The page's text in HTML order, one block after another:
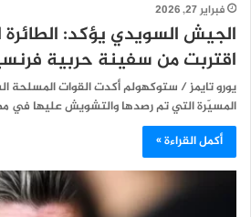
فبراير 27, 2026
الجيش السويدي يؤكد: الطائرة
اقتربت من سفينة حربية
يورو تايمز / ستوكهولم أكدت القوات المسلحة
المسيّرة التي تم رصدها والتشويش عليها في
أكمل القراءة »